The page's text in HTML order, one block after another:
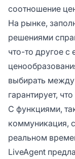
соотношение
На рынке,
решениями
что-то другое
выбирать
гарантирует,
С функциями,
коммуникация,
реальном
LiveAgent